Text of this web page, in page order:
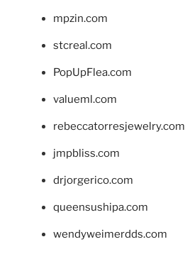
mpzin.com
stcreal.com
PopUpFlea.com
valueml.com
rebeccatorresjewelry.com
jmpbliss.com
drjorgerico.com
queensushipa.com
wendyweimerdds.com